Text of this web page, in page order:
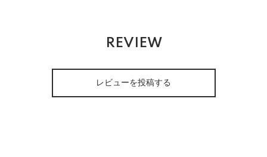
REVIEW
レビューを投稿する